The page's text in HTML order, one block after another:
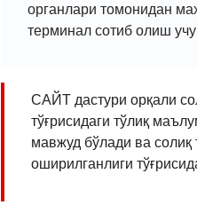
органлари томонидан
терминал сотиб олиш
САЙТ дастури орқали
тўғрисидаги тўлиқ
мавжуд бўлади ва солиқ
оширилганлиги